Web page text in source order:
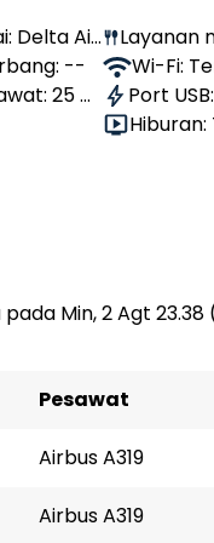
Delta Air
--
25 T
Layanan
n:Wi-Fi:
Port
ia
Hiburan:
Min, 2 Agt
Pesawat
Airbus A319
Airbus A319